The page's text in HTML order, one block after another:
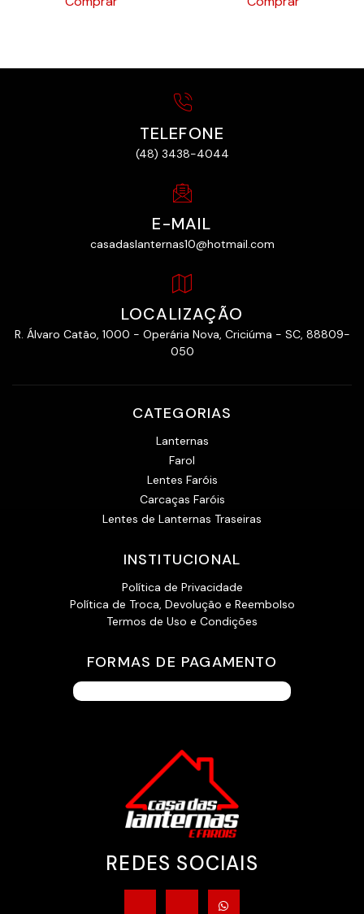
REDES SOCIAIS
TELEFONE
(48) 3438-4044
E-MAIL
casadaslanternas10@hotmail.com
LOCALIZAÇÃO
R. Álvaro Catão, 1000 - Operária Nova, Criciúma - SC, 88809-
050
CATEGORIAS
Lanternas
Farol
Lentes Faróis
Carcaças Faróis
Lentes de Lanternas Traseiras
INSTITUCIONAL
Política de Privacidade
Política de Troca, Devolução e Reembolso
Termos de Uso e Condições
FORMAS DE PAGAMENTO